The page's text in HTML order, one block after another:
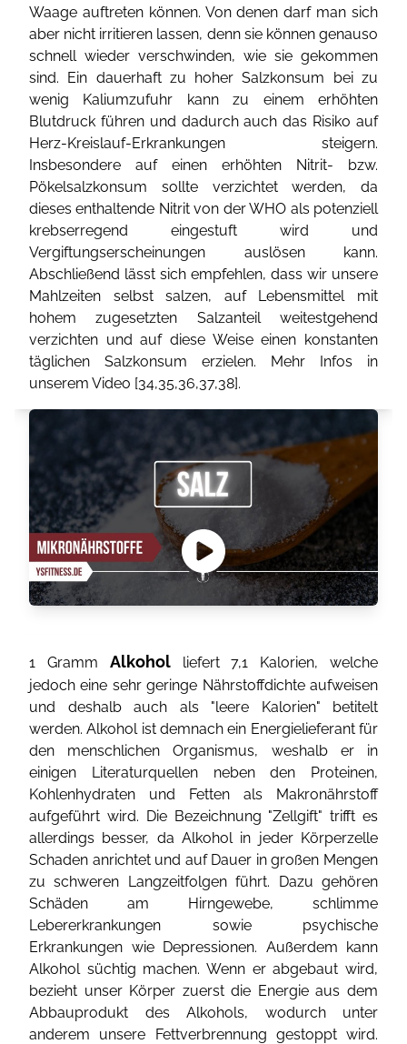
Waage auftreten können. Von denen darf man sich
aber nicht irritieren lassen, denn sie können genauso
schnell wieder verschwinden, wie sie gekommen
sind. Ein dauerhaft zu hoher Salzkonsum bei zu
wenig Kaliumzufuhr kann zu einem erhöhten
Blutdruck führen und dadurch auch das Risiko auf
Herz-Kreislauf-Erkrankungen steigern.
Insbesondere auf einen erhöhten Nitrit- bzw.
Pökelsalzkonsum sollte verzichtet werden, da
dieses enthaltende Nitrit von der WHO als potenziell
krebserregend eingestuft wird und
Vergiftungserscheinungen auslösen kann.
Abschließend lässt sich empfehlen, dass wir unsere
Mahlzeiten selbst salzen, auf Lebensmittel mit
hohem zugesetzten Salzanteil weitestgehend
verzichten und auf diese Weise einen konstanten
täglichen Salzkonsum erzielen. Mehr Infos in
unserem Video [34,35,36,37,38].
1 Gramm Alkoholliefert 7,1 Kalorien, welche
jedoch eine sehr geringe Nährstoffdichte aufweisen
und deshalb auch als "leere Kalorien" betitelt
werden. Alkohol ist demnach ein Energielieferant für
den menschlichen Organismus, weshalb er in
einigen Literaturquellen neben den Proteinen,
Kohlenhydraten und Fetten als Makronährstoff
aufgeführt wird. Die Bezeichnung "Zellgift" trifft es
allerdings besser, da Alkohol in jeder Körperzelle
Schaden anrichtet und auf Dauer in großen Mengen
zu schweren Langzeitfolgen führt. Dazu gehören
Schäden am Hirngewebe, schlimme
Lebererkrankungen sowie psychische
Erkrankungen wie Depressionen. Außerdem kann
Alkohol süchtig machen. Wenn er abgebaut wird,
bezieht unser Körper zuerst die Energie aus dem
Abbauprodukt des Alkohols, wodurch unter
anderem unsere Fettverbrennung gestoppt wird.